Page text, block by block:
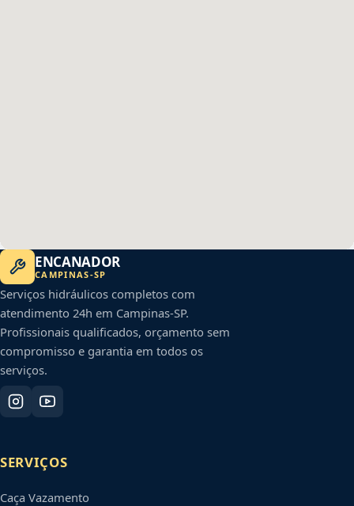
ENCANADOR
CAMPINAS-SP
Serviços hidráulicos completos com
atendimento 24h em Campinas-SP.
Profissionais qualificados, orçamento sem
compromisso e garantia em todos os
serviços.
SERVIÇOS
Caça Vazamento